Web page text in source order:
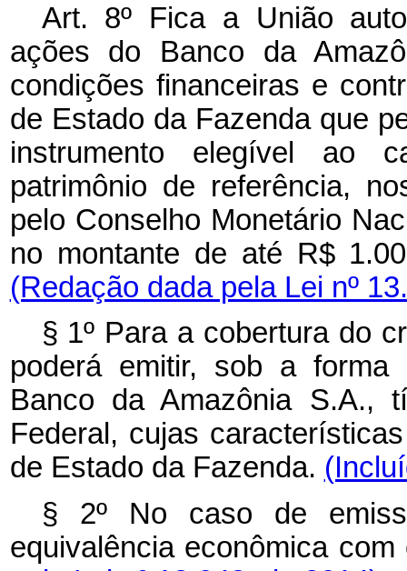
Art. 8º Fica a União
ações do Banco da
condições financeiras e
de Estado da Fazenda que
instrumento elegível ao
patrimônio de referência,
pelo Conselho Monetário
no montante de até R$
(Redação dada pela Lei nº
§ 1º Para a cobertura do
poderá emitir, sob a
Banco da Amazônia S.A.,
Federal, cujas
de Estado da Fazenda.
§ 2º No caso de
equivalência econômica